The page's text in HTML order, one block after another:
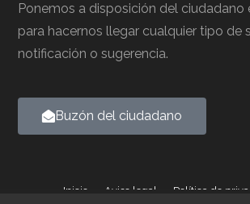
Ponemos a disposición del ciudadano
para hacernos llegar cualquier tipo de
notificación o sugerencia.
Buzón del ciudadano
Inicio Aviso legal
Política de